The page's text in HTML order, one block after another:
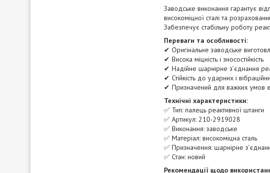
Заводське виконання гарантує
високоміцної сталі та
Забезпечує стабільну роботу
Переваги та особливості:
✔ Оригінальне заводське
✔ Висока міцність і зносостійкість
✔ Надійне шарнірне з’єднання
✔ Стійкість до ударних і
✔ Призначений для важких умов
Технічні характеристики:
✅ Тип: палець реактивної штанги
✅ Артикул: 210-2919028
✅ Виконання: заводське
✅ Матеріал: високоміцна сталь
✅ Призначення: шарнірне
✅ Стан: новий
Рекомендації щодо